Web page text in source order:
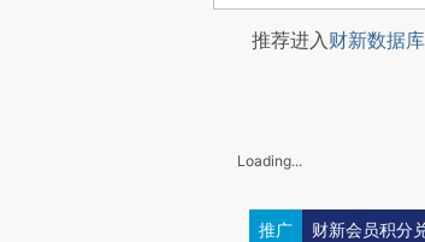
推荐进入财新数据库
Loading...
推广 财新会员积分